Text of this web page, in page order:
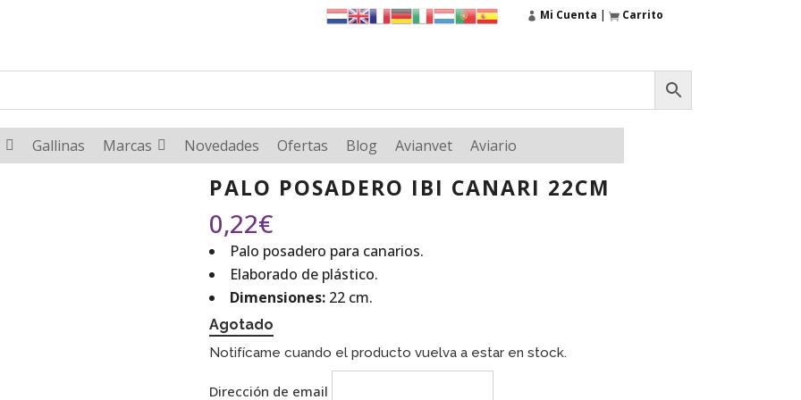
Mi Cuenta | Carrito
Gallinas Marcas Novedades Ofertas Blog Avianvet Aviario
PALO POSADERO IBI CANARI 22CM
0,22€
Palo posadero para canarios.
Elaborado de plástico.
Dimensiones: 22 cm.
Agotado
Notifícame cuando el producto vuelva a estar en stock.
Dirección de email